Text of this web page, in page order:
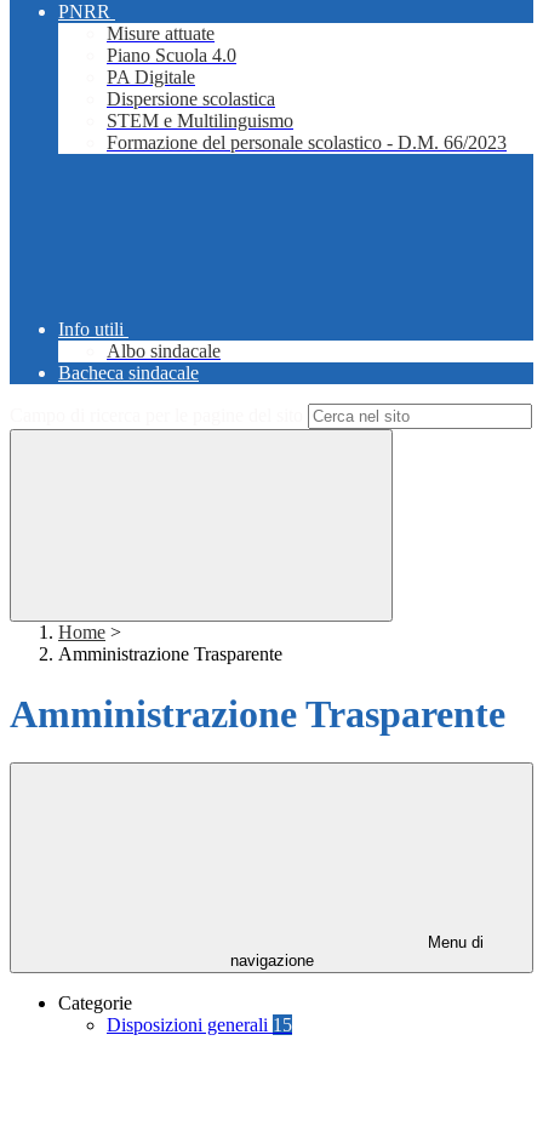
PNRR
Misure attuate
Piano Scuola 4.0
PA Digitale
Dispersione scolastica
STEM e Multilinguismo
Formazione del personale scolastico - D.M. 66/2023
Info utili
Albo sindacale
Bacheca sindacale
Home >
Amministrazione Trasparente
Amministrazione Trasparente
Menu di
navigazione
Categorie
Disposizioni generali 15